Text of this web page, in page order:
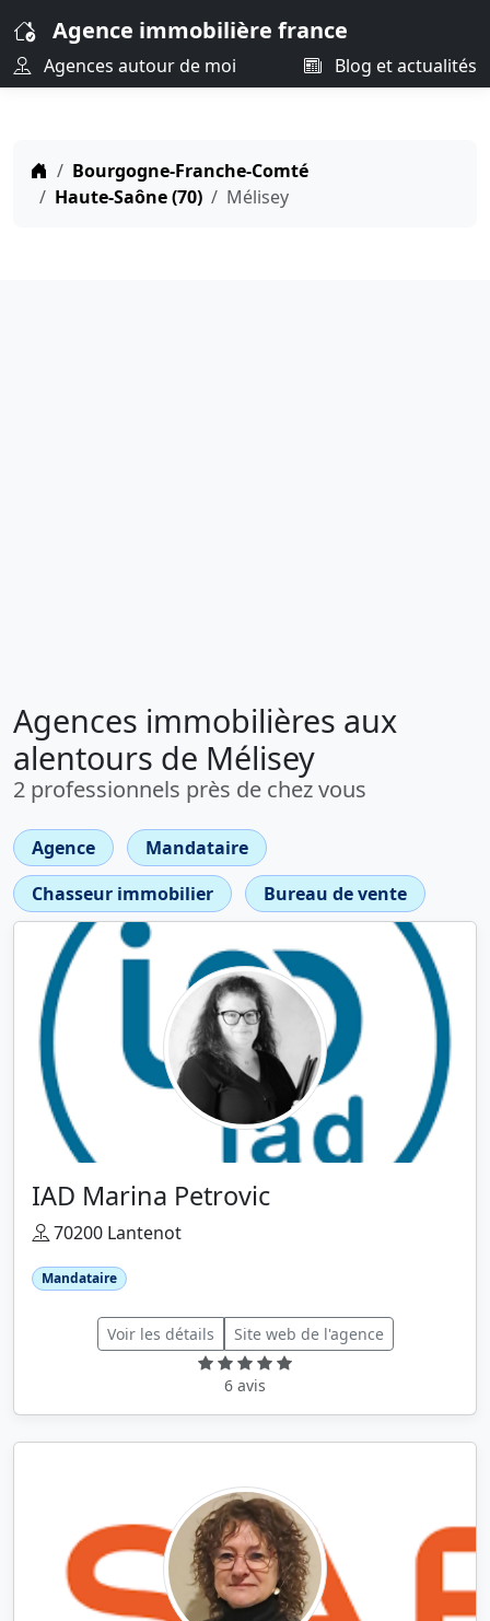
Agence immobilière france
Agences autour de moi Blog et actualités
Bourgogne-Franche-Comté
Haute-Saône (70)
Mélisey
Agences immobilières aux
alentours de Mélisey
2 professionnels près de chez vous
Agence
Mandataire
Chasseur immobilier
Bureau de vente
IAD Marina Petrovic
70200 Lantenot
Mandataire
Voir les détails Site web de l'agence
6 avis